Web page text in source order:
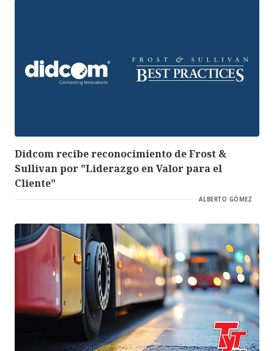
Didcom recibe reconocimiento de Frost &
Sullivan por "Liderazgo en Valor para el
Cliente"
ALBERTO GÓMEZ